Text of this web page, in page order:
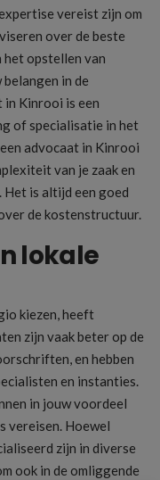
vereist zijn om
over de beste
het opstellen van
in de
in Kinrooi is een
of specialisatie in het
advocaat in Kinrooi
van je zaak en
is altijd een goed
de kostenstructuur.
lokale
kiezen, heeft
zijn vaak beter op de
en hebben
en instanties.
in jouw voordeel
vereisen. Hoewel
zijn in diverse
ook in de omliggende